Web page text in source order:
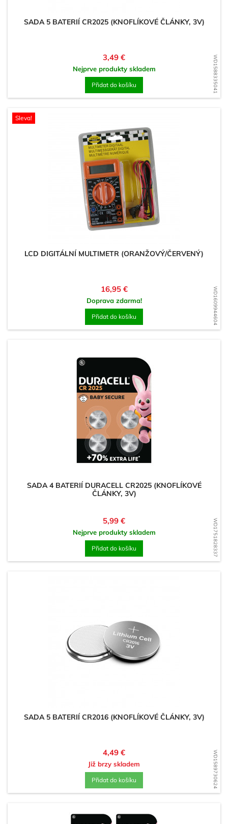
WD1588335041
SADA 5 BATERIÍ CR2025 (KNOFLÍKOVÉ ČLÁNKY, 3V)
Cena
3,49 €
Nejprve produkty skladem
Přidat do košíku
WD1609944604
Sleva!
LCD DIGITÁLNÍ MULTIMETR (ORANŽOVÝ/ČERVENÝ)
Cena
16,95 €
Doprava zdarma!
Přidat do košíku
WD1751828337
SADA 4 BATERIÍ DURACELL CR2025 (KNOFLÍKOVÉ
ČLÁNKY, 3V)
Cena
5,99 €
Nejprve produkty skladem
Přidat do košíku
WD1589730624
SADA 5 BATERIÍ CR2016 (KNOFLÍKOVÉ ČLÁNKY, 3V)
Cena
4,49 €
Již brzy skladem
Přidat do košíku